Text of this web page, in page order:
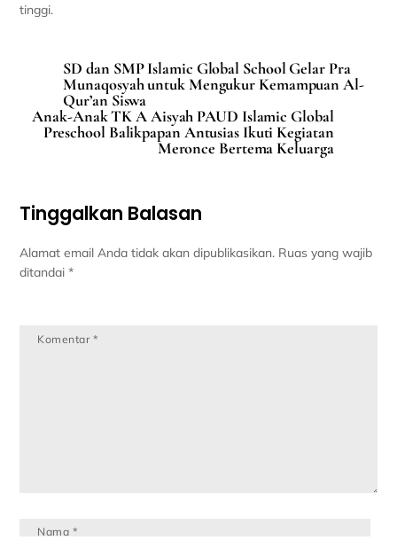
tinggi.
SD dan SMP Islamic Global School Gelar Pra
Munaqosyah untuk Mengukur Kemampuan Al-
Qur’an Siswa
Anak-Anak TK A Aisyah PAUD Islamic Global
Preschool Balikpapan Antusias Ikuti Kegiatan
Meronce Bertema Keluarga
Tinggalkan Balasan
Alamat email Anda tidak akan dipublikasikan. Ruas yang wajib
ditandai*
Komentar *
Nama *